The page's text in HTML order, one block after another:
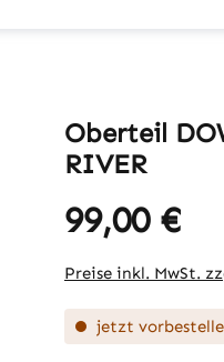
Oberteil
RIVER
Regulärer Preis:
99,00 €
Preise inkl. MwSt.
jetzt